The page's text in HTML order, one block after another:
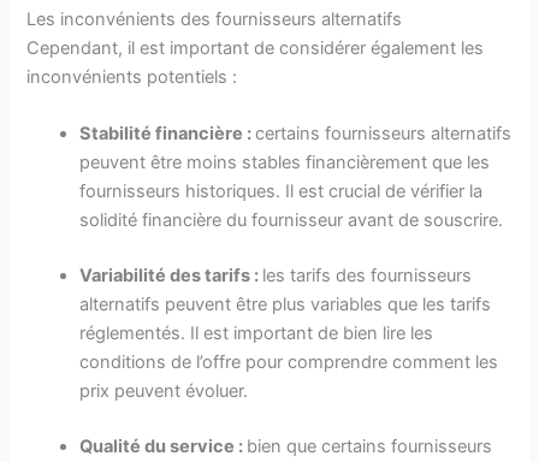
Les inconvénients des fournisseurs alternatifs
Cependant, il est important de considérer également les
inconvénients potentiels :
Stabilité financière :certains fournisseurs alternatifs
peuvent être moins stables financièrement que les
fournisseurs historiques. Il est crucial de vérifier la
solidité financière du fournisseur avant de souscrire.
Variabilité des tarifs : les tarifs des fournisseurs
alternatifs peuvent être plus variables que les tarifs
réglementés. Il est important de bien lire les
conditions de l’offre pour comprendre comment les
prix peuvent évoluer.
Qualité du service : bien que certains fournisseurs